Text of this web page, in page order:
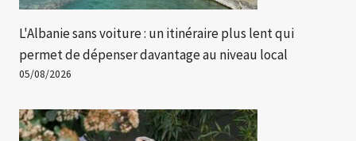
L'Albanie sans voiture : un itinéraire plus lent qui
permet de dépenser davantage au niveau local
05/08/2026